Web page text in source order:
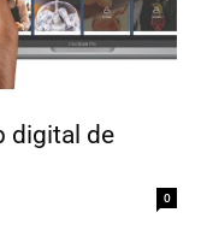
digital de
0